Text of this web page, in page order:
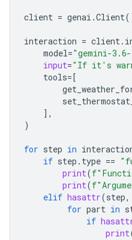
client = genai .Client
interaction = client.
model="gemini-
input="If it's
tools= [
set_ther
],
)
for step in
if step . type ==
print(f
print(f
elif hasattr(step,
for part in
if
print